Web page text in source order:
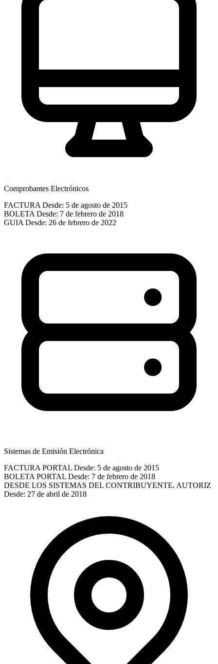
Comprobantes Electrónicos
FACTURA Desde: 5 de agosto de 2015
BOLETA Desde: 7 de febrero de 2018
GUIA Desde: 26 de febrero de 2022
Sistemas de Emisión Electrónica
FACTURA PORTAL Desde: 5 de agosto de 2015
BOLETA PORTAL Desde: 7 de febrero de 2018
DESDE LOS SISTEMAS DEL CONTRIBUYENTE. AUTORIZ
Desde: 27 de abril de 2018